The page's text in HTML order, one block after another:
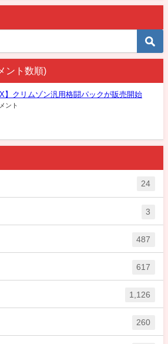
ント数順)
】クリムゾン汎用格闘パックが販売開始
ント
24
3
487
617
1,126
260